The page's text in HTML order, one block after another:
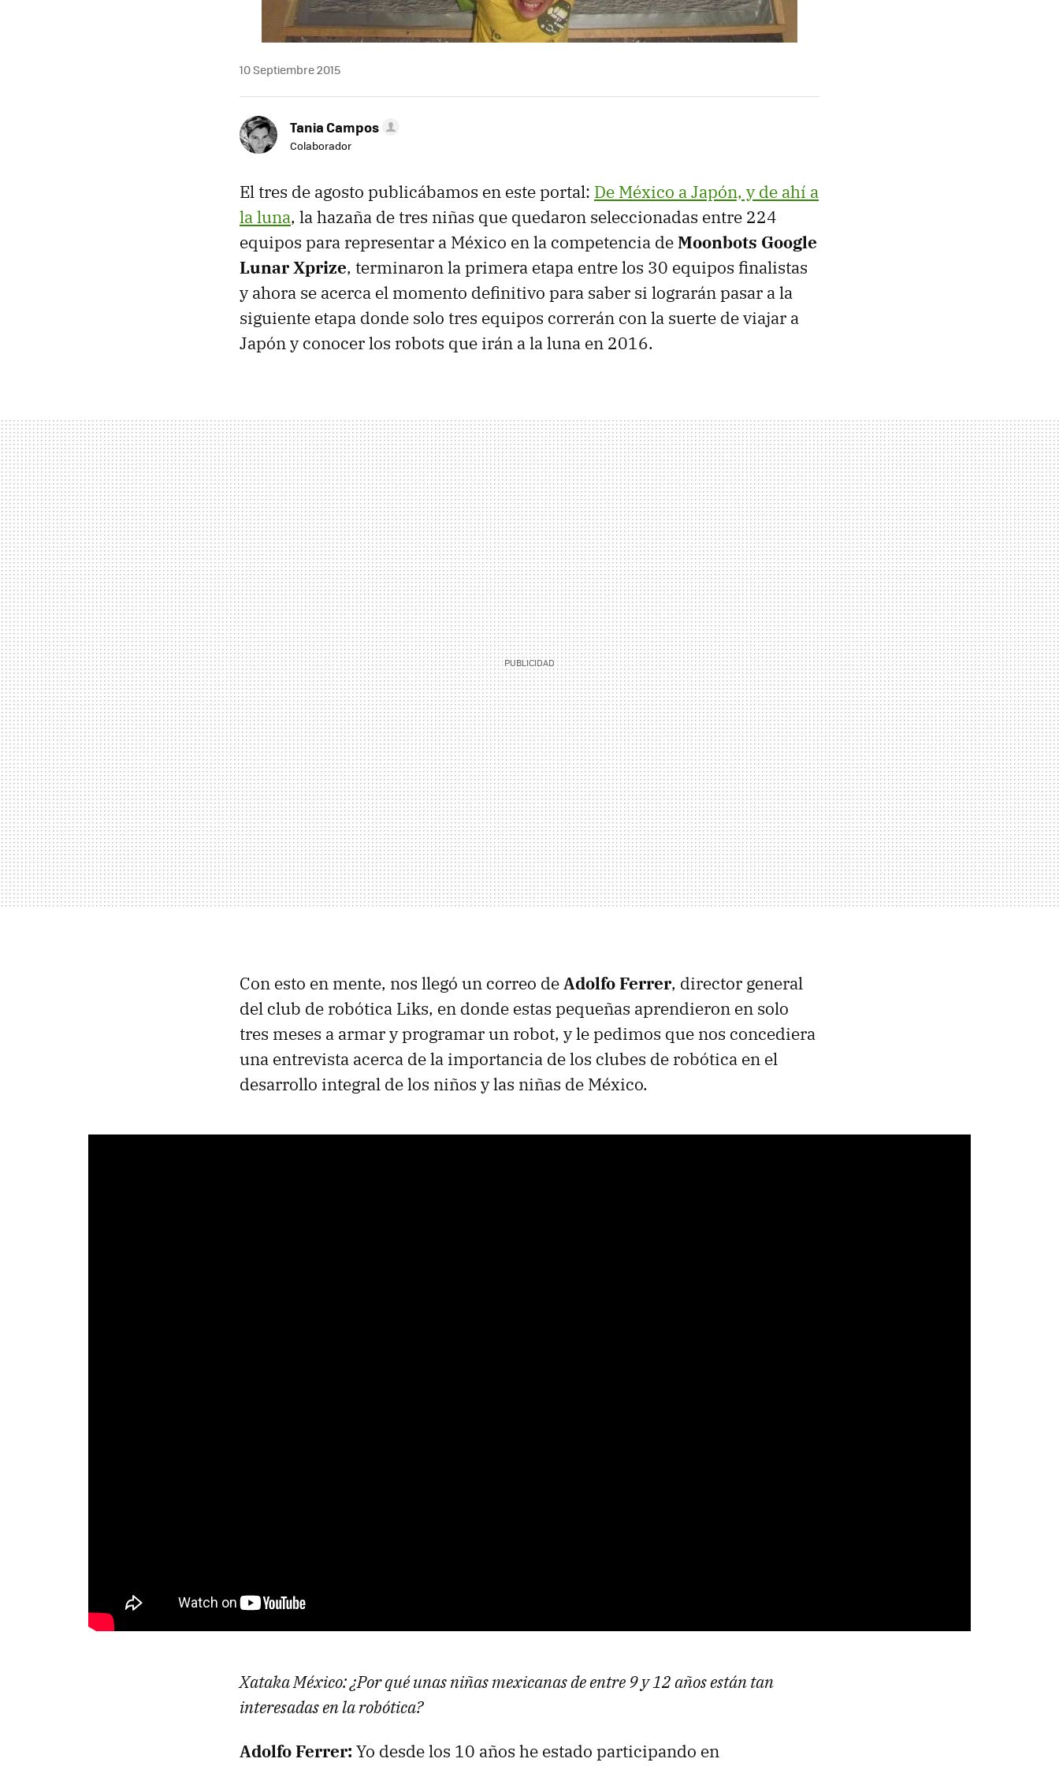
10 Septiembre 2015
Tania Campos
Colaborador
El tres de agosto publicábamos en este portal: De México a Japón, y de ahí a
la luna, la hazaña de tres niñas que quedaron seleccionadas entre 224
equipos para representar a México en la competencia deMoonbots Google
Lunar Xprize, terminaron la primera etapa entre los 30 equipos finalistas
y ahora se acerca el momento definitivo para saber si lograrán pasar a la
siguiente etapa donde solo tres equipos correrán con la suerte de viajar a
Japón y conocer los robots que irán a la luna en 2016.
Con esto en mente, nos llegó un correo deAdolfo Ferrer, director general
del club de robótica Liks, en donde estas pequeñas aprendieron en solo
tres meses a armar y programar un robot, y le pedimos que nos concediera
una entrevista acerca de la importancia de los clubes de robótica en el
desarrollo integral de los niños y las niñas de México.
Xataka México: ¿Por qué unas niñas mexicanas de entre 9 y 12 años están tan
interesadas en la robótica?
Adolfo Ferrer: Yo desde los 10 años he estado participando en